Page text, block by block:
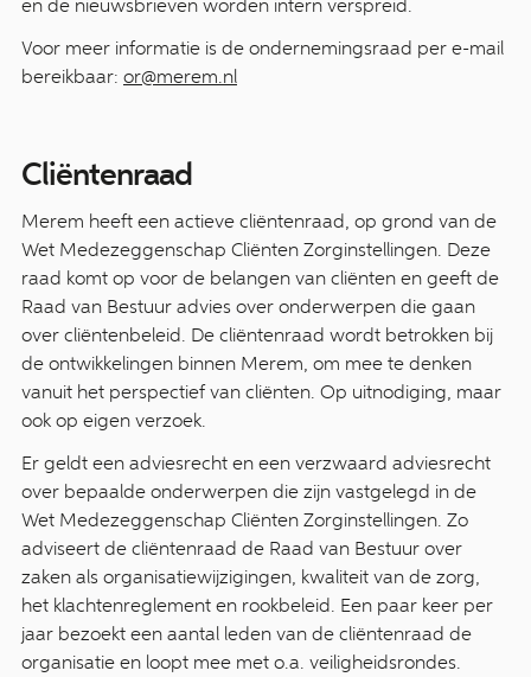
en de nieuwsbrieven worden intern verspreid.
Voor meer informatie is de ondernemingsraad per e-mail
bereikbaar: or@merem.nl
Cliëntenraad
Merem heeft een actieve cliëntenraad, op grond van de
Wet Medezeggenschap Cliënten Zorginstellingen. Deze
raad komt op voor de belangen van cliënten en geeft de
Raad van Bestuur advies over onderwerpen die gaan
over cliëntenbeleid. De cliëntenraad wordt betrokken bij
de ontwikkelingen binnen Merem, om mee te denken
vanuit het perspectief van cliënten. Op uitnodiging, maar
ook op eigen verzoek.
Er geldt een adviesrecht en een verzwaard adviesrecht
over bepaalde onderwerpen die zijn vastgelegd in de
Wet Medezeggenschap Cliënten Zorginstellingen. Zo
adviseert de cliëntenraad de Raad van Bestuur over
zaken als organisatiewijzigingen, kwaliteit van de zorg,
het klachtenreglement en rookbeleid. Een paar keer per
jaar bezoekt een aantal leden van de cliëntenraad de
organisatie en loopt mee met o.a. veiligheidsrondes.